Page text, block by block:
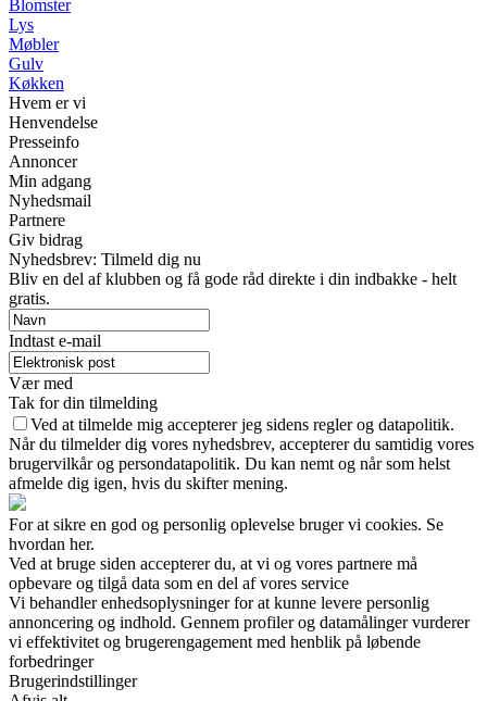
Blomster
Lys
Møbler
Gulv
Køkken
Hvem er vi
Henvendelse
Presseinfo
Annoncer
Min adgang
Nyhedsmail
Partnere
Giv bidrag
Nyhedsbrev: Tilmeld dig nu
Bliv en del af klubben og få gode råd direkte i din indbakke - helt
gratis.
Indtast e-mail
Vær med
Tak for din tilmelding
Ved at tilmelde mig accepterer jeg sidens regler og datapolitik.
Når du tilmelder dig vores nyhedsbrev, accepterer du samtidig vores
brugervilkår og persondatapolitik. Du kan nemt og når som helst
afmelde dig igen, hvis du skifter mening.
For at sikre en god og personlig oplevelse bruger vi cookies. Se
hvordan her.
Ved at bruge siden accepterer du, at vi og vores partnere må
opbevare og tilgå data som en del af vores service
Vi behandler enhedsoplysninger for at kunne levere personlig
annoncering og indhold. Gennem profiler og datamålinger vurderer
vi effektivitet og brugerengagement med henblik på løbende
forbedringer
Brugerindstillinger